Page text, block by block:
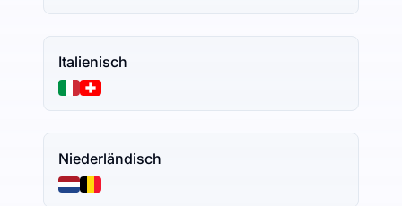
Italienisch
Niederländisch